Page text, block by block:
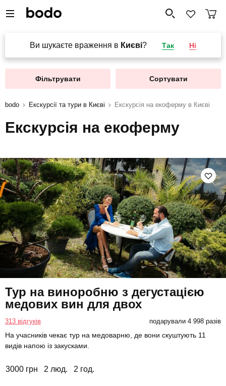
Ви шукаєте враження в Києві? Так Ні
Фільтрувати Сортувати
bodo Екскурсії та тури в Києві Екскурсія на екоферму в Києві
Екскурсія на екоферму
Тур на виноробню з дегустацією
медових вин для двох
313 відгуків подарували 4 998 разів
На учасників чекає тур на медоварню, де вони скуштують 11
видів напою із закусками.
3000 грн 2 люд. 2 год.